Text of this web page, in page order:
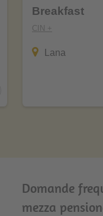
Breakfast
CIN +
Lana
Domande
mezza